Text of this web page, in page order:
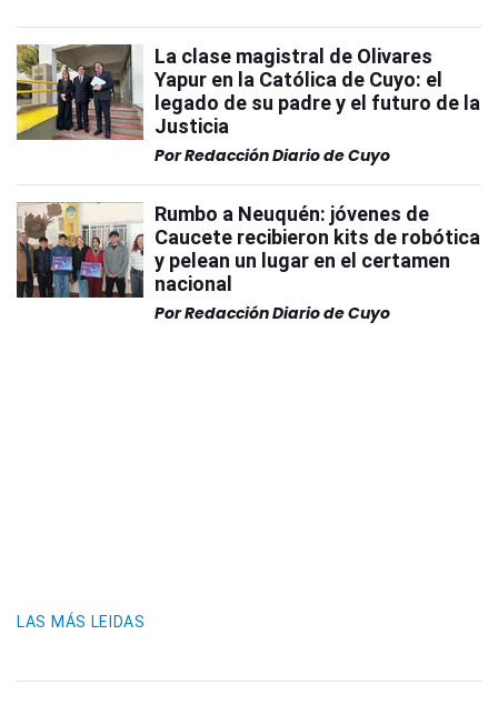
La clase magistral de Olivares
Yapur en la Católica de Cuyo: el
legado de su padre y el futuro de la
Justicia
PorRedacción Diario de Cuyo
Rumbo a Neuquén: jóvenes de
Caucete recibieron kits de robótica
y pelean un lugar en el certamen
nacional
PorRedacción Diario de Cuyo
LAS MÁS LEIDAS